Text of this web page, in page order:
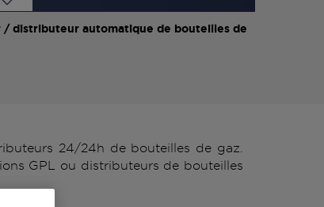
distributeur automatique de bouteilles de
24/24h de bouteilles de gaz.
GPL ou distributeurs de bouteilles